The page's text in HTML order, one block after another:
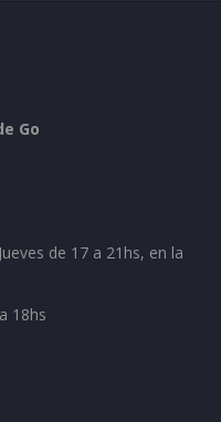
Go
Jueves de 17 a 21hs, en la
18hs